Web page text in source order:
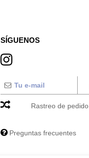
SÍGUENOS
Rastreo de pedido
Preguntas frecuentes